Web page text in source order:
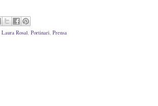
Laura Rosal, Portinari, Prensa